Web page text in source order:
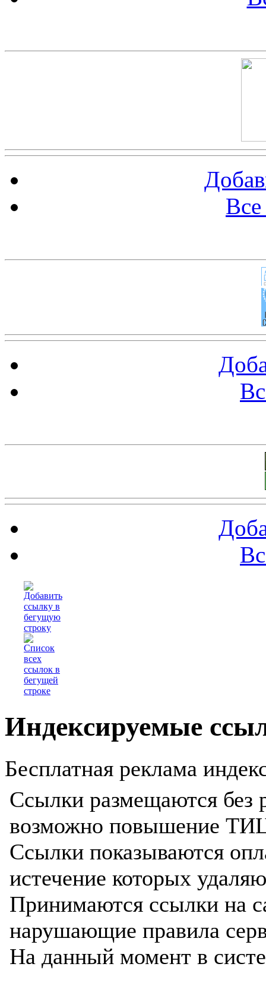
Индексируемые
Бесплатная реклама
Ссылки размещаются без
возможно повышение
Ссылки показываются
истечение которых
Принимаются ссылки на
нарушающие правила
На данный момент в